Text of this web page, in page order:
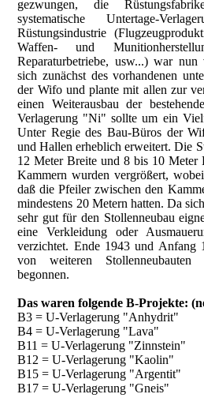
gezwungen, die
systematische Untertage-
Rüstungsindustrie
Waffen- und
Reparaturbetriebe, usw...) war
sich zunächst des vorhandenen
der Wifo und plante mit allen zur
einen Weiterausbau der
Verlagerung "Ni" sollte um ein
Unter Regie des Bau-Büros der
und Hallen erheblich erweitert. Die
12 Meter Breite und 8 bis 10 Meter
Kammern wurden vergrößert,
daß die Pfeiler zwischen den
mindestens 20 Metern hatten. Da
sehr gut für den Stollenneubau
eine Verkleidung oder
verzichtet. Ende 1943 und Anfang
von weiteren
begonnen.
Das waren folgende B-Projekte:
B3 = U-Verlagerung "Anhydrit"
B4 = U-Verlagerung "Lava"
B11 = U-Verlagerung "Zinnstein"
B12 = U-Verlagerung "Kaolin"
B15 = U-Verlagerung "Argentit"
B17 = U-Verlagerung "Gneis"